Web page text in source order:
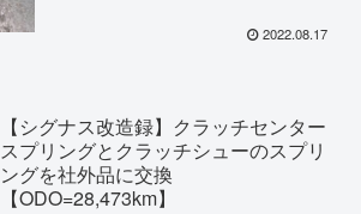
2022.08.17
【シグナス改造録】クラッチセンター
スプリングとクラッチシューのスプリ
ングを社外品に交換
【ODO=28,473km】